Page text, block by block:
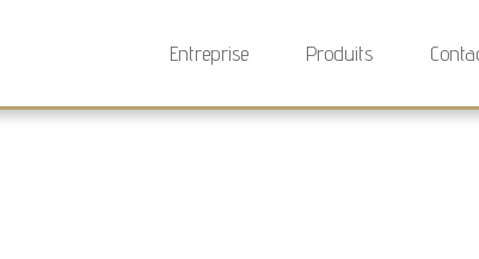
Entreprise Produits